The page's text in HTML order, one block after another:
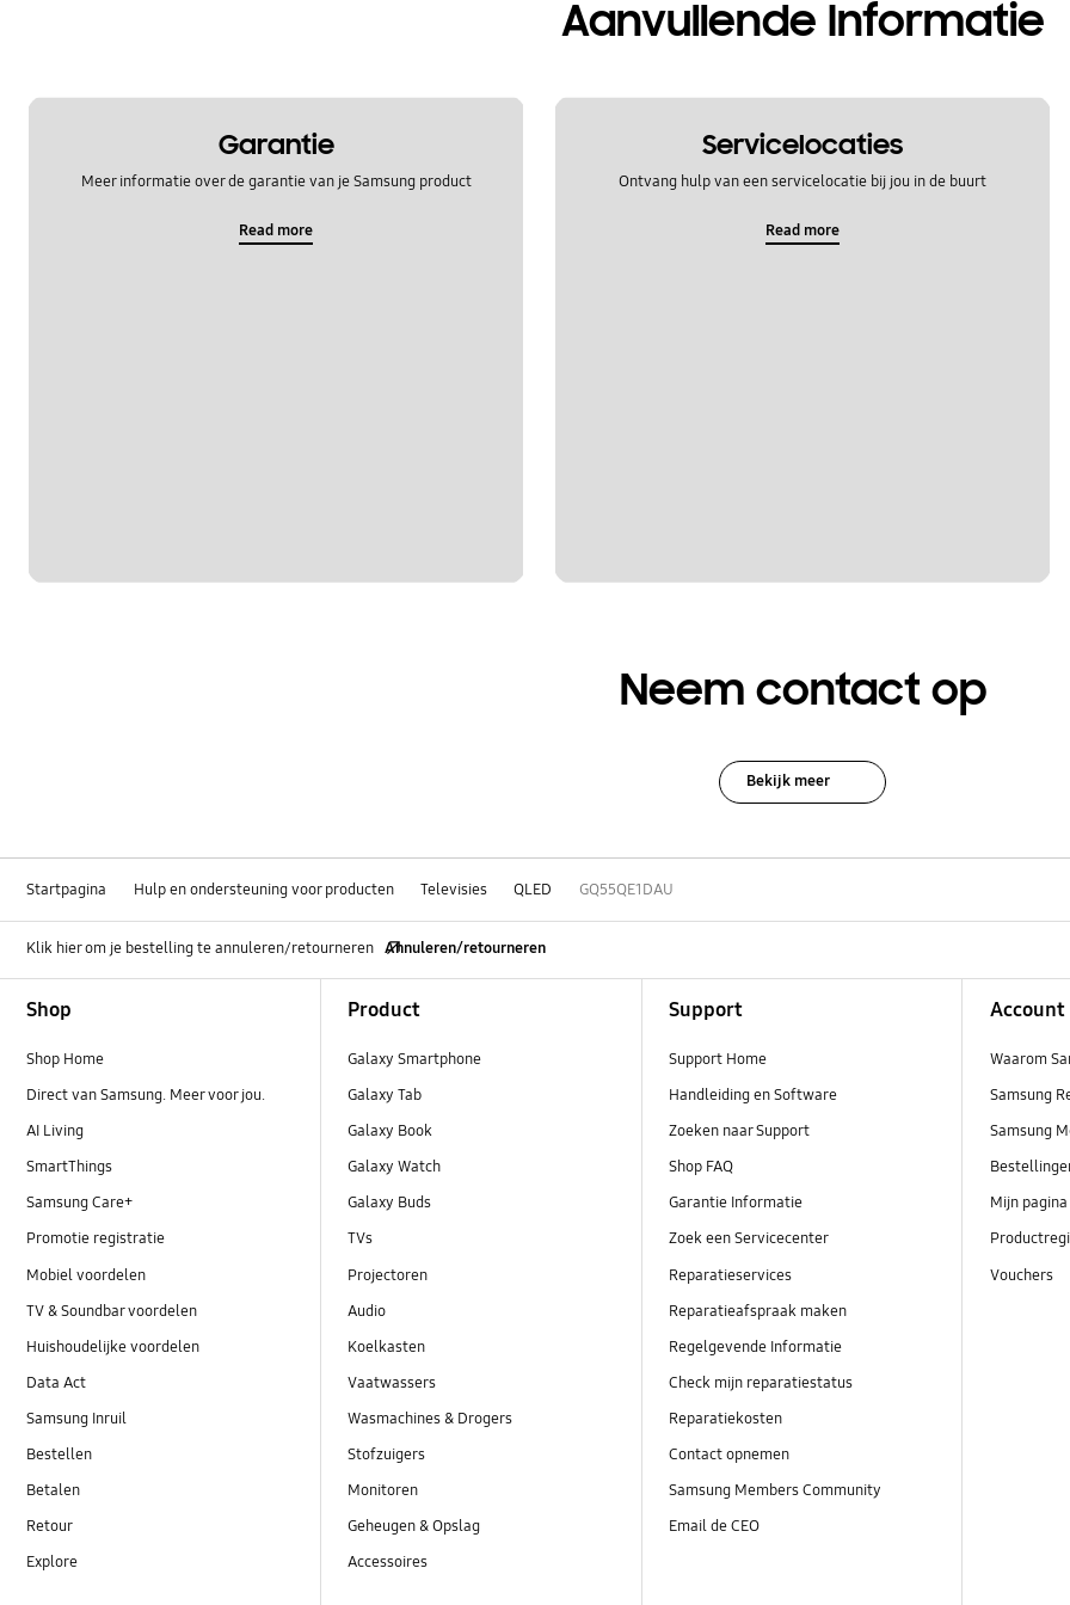
Aanvullende Informatie
Garantie
Meer informatie over de garantie van je Samsung product
Read more
Servicelocaties
Ontvang hulp van een servicelocatie bij jou in de buurt
Read more
Neem contact op
Bekijk meer
Startpagina Hulp en ondersteuning voor producten Televisies QLED GQ55QE1DAU
Klik hier om je bestelling te annuleren/retourneren Annuleren/retourneren
Shop
Shop Home
Direct van Samsung. Meer voor jou.
AI Living
SmartThings
Samsung Care+
Promotie registratie
Mobiel voordelen
TV & Soundbar voordelen
Huishoudelijke voordelen
Data Act
Samsung Inruil
Bestellen
Betalen
Retour
Explore
Product
Galaxy Smartphone
Galaxy Tab
Galaxy Book
Galaxy Watch
Galaxy Buds
TVs
Projectoren
Audio
Koelkasten
Vaatwassers
Wasmachines & Drogers
Stofzuigers
Monitoren
Geheugen & Opslag
Accessoires
Support
Support Home
Handleiding en Software
Zoeken naar Support
Shop FAQ
Garantie Informatie
Zoek een Servicecenter
Reparatieservices
Reparatieafspraak maken
Regelgevende Informatie
Check mijn reparatiestatus
Reparatiekosten
Contact opnemen
Samsung Members Community
Email de CEO
Account
Waarom
Samsung
Samsung
Mijn pagina
Vouchers